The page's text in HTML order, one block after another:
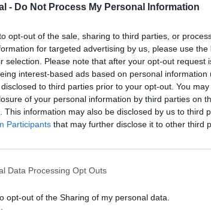
- Do Not Process My Personal Information
opt-out of the sale, sharing to third parties, or
for targeted advertising by us, please use
selection. Please note that after your opt-out request
interest-based ads based on personal information
to third parties prior to your opt-out. You
of your personal information by third parties on
This information may also be disclosed by us to third
Participants that may further disclose it to other third
Data Processing Opt Outs
opt-out of the Sharing of my personal data.
ces transporteurs assurent environ 1 500
dans 10 pays, ce qui confirme le rôle
international de l’alliance.
précédemment exploité au Terminal 1, le
avec la montée en puissance du Terminal 3,
de Baiyun.
Baiyun International Airport, le salon
Lingnan et du paysage naturel de la région
de l’esprit des lieux pour les voyageurs en
trône une installation sculpturale inspirée de la
dans un langage de design